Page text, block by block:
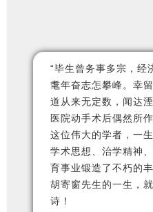
“毕生曾务事多宗，经
耄年奋志怎攀峰。幸
道从来无定数，闻达
医院动手术后偶然所
这位伟大的学者，一
学术思想、治学精神
育事业锻造了不朽的丰
胡寄窗先生的一生，
诗！